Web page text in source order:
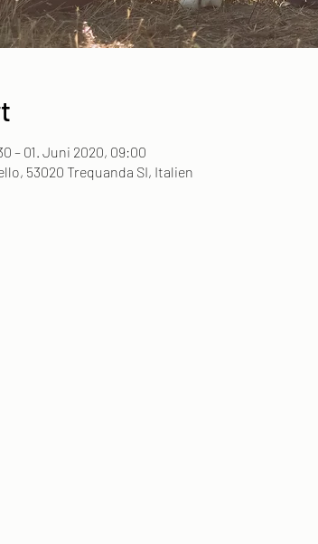
– 01. Juni 2020, 09:00
53020 Trequanda SI, Italien